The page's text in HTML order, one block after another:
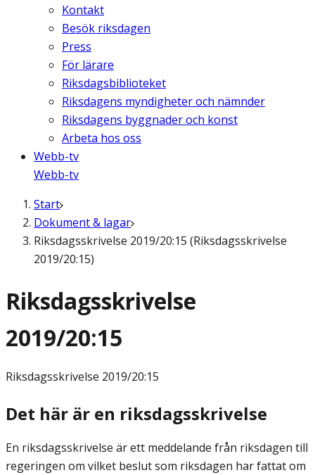
Kontakt
Besök riksdagen
Press
För lärare
Riksdagsbiblioteket
Riksdagens myndigheter och nämnder
Riksdagens byggnader och konst
Arbeta hos oss
Webb-tv
Webb-tv
Start
Dokument & lagar
Riksdagsskrivelse 2019/20:15 (Riksdagsskrivelse
2019/20:15)
Riksdagsskrivelse
2019/20:15
Riksdagsskrivelse 2019/20:15
Det här är en riksdagsskrivelse
En riksdagsskrivelse är ett meddelande från riksdagen till
regeringen om vilket beslut som riksdagen har fattat om